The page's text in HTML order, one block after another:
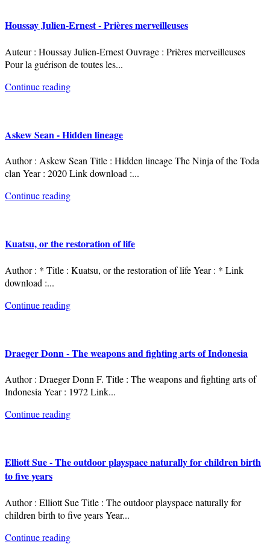
Houssay Julien-Ernest - Prières merveilleuses
Auteur : Houssay Julien-Ernest Ouvrage : Prières merveilleuses
Pour la guérison de toutes les...
Continue reading
Askew Sean - Hidden lineage
Author : Askew Sean Title : Hidden lineage The Ninja of the Toda
clan Year : 2020 Link download :...
Continue reading
Kuatsu, or the restoration of life
Author : * Title : Kuatsu, or the restoration of life Year : * Link
download :...
Continue reading
Draeger Donn - The weapons and fighting arts of Indonesia
Author : Draeger Donn F. Title : The weapons and fighting arts of
Indonesia Year : 1972 Link...
Continue reading
Elliott Sue - The outdoor playspace naturally for children birth
to five years
Author : Elliott Sue Title : The outdoor playspace naturally for
children birth to five years Year...
Continue reading